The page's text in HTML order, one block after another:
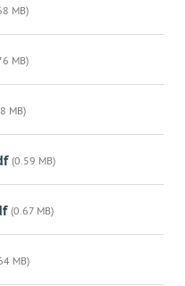
MB)
MB)
MB)
(0.59 MB)
(0.67 MB)
MB)